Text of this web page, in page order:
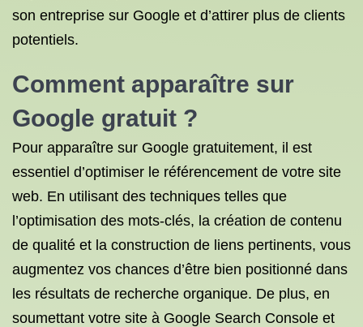
son entreprise sur Google et d’attirer plus de clients
potentiels.
Comment apparaître sur
Google gratuit ?
Pour apparaître sur Google gratuitement, il est
essentiel d’optimiser le référencement de votre site
web. En utilisant des techniques telles que
l’optimisation des mots-clés, la création de contenu
de qualité et la construction de liens pertinents, vous
augmentez vos chances d’être bien positionné dans
les résultats de recherche organique. De plus, en
soumettant votre site à Google Search Console et